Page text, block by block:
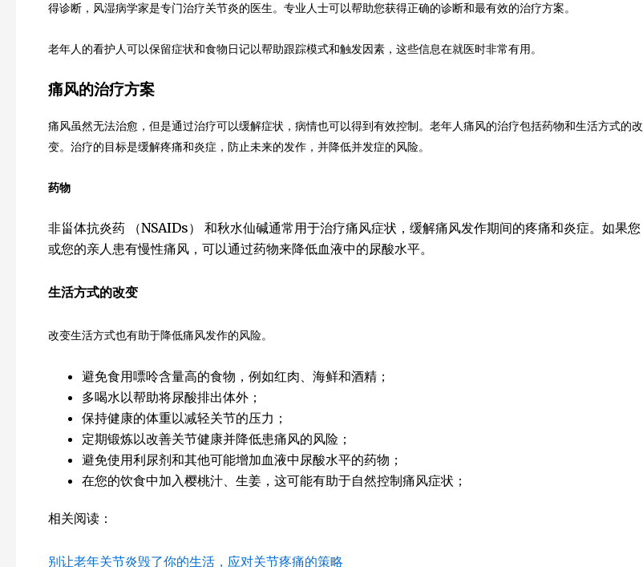
得诊断，风湿病学家是专门治疗关节炎的医生。专业人士可以帮助您获得正确的诊断和最有效的治疗方案。
老年人的看护人可以保留症状和食物日记以帮助跟踪模式和触发因素，这些信息在就医时非常有用。
痛风的治疗方案
痛风虽然无法治愈，但是通过治疗可以缓解症状，病情也可以得到有效控制。老年人痛风的治疗包括药物和生活方式的改
变。治疗的目标是缓解疼痛和炎症，防止未来的发作，并降低并发症的风险。
药物
非甾体抗炎药 （NSAIDs） 和秋水仙碱通常用于治疗痛风症状，缓解痛风发作期间的疼痛和炎症。如果您
或您的亲人患有慢性痛风，可以通过药物来降低血液中的尿酸水平。
生活方式的改变
改变生活方式也有助于降低痛风发作的风险。
避免食用嘌呤含量高的食物，例如红肉、海鲜和酒精；
多喝水以帮助将尿酸排出体外；
保持健康的体重以减轻关节的压力；
定期锻炼以改善关节健康并降低患痛风的风险；
避免使用利尿剂和其他可能增加血液中尿酸水平的药物；
在您的饮食中加入樱桃汁、生姜，这可能有助于自然控制痛风症状；
相关阅读：
别让老年关节炎毁了你的生活，应对关节疼痛的策略